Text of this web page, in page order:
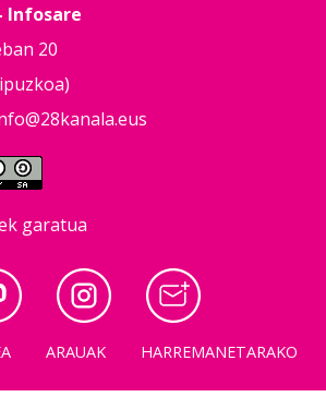
Infosare
20
garatua
ARAUAK HARREMANETARAKO